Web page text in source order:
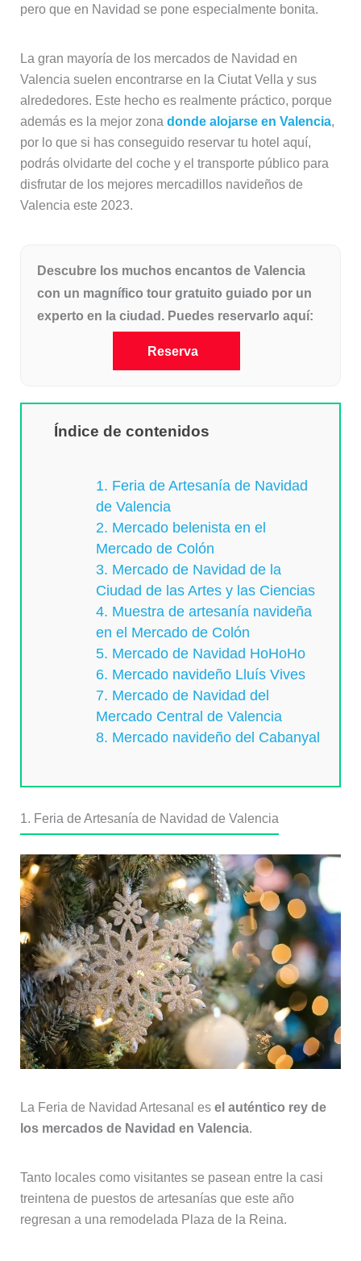
pero que en Navidad se pone especialmente bonita.
La gran mayoría de los mercados de Navidad en
Valencia suelen encontrarse en la Ciutat Vella y sus
alrededores. Este hecho es realmente práctico, porque
además es la mejor zona donde alojarse en Valencia,
por lo que si has conseguido reservar tu hotel aquí,
podrás olvidarte del coche y el transporte público para
disfrutar de los mejores mercadillos navideños de
Valencia este 2023.
Descubre los muchos encantos de Valencia
con un magnífico tour gratuito guiado por un
experto en la ciudad. Puedes reservarlo aquí:
Reserva
Índice de contenidos
1. Feria de Artesanía de Navidad
de Valencia
2. Mercado belenista en el
Mercado de Colón
3. Mercado de Navidad de la
Ciudad de las Artes y las Ciencias
4. Muestra de artesanía navideña
en el Mercado de Colón
5. Mercado de Navidad HoHoHo
6. Mercado navideño Lluís Vives
7. Mercado de Navidad del
Mercado Central de Valencia
8. Mercado navideño del Cabanyal
1. Feria de Artesanía de Navidad de Valencia
La Feria de Navidad Artesanal es el auténtico rey de
los mercados de Navidad en Valencia.
Tanto locales como visitantes se pasean entre la casi
treintena de puestos de artesanías que este año
regresan a una remodelada Plaza de la Reina.